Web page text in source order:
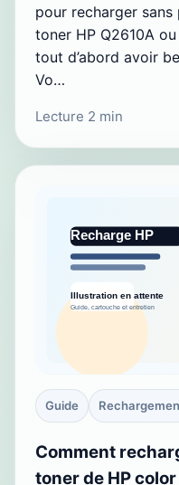
pour recharger
toner HP Q2610A
tout d’abord avoir
Vo…
Lecture 2 min
Guide
Comment
toner de HP